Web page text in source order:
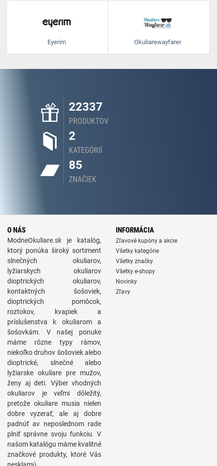
Eyerim Okuliarewayfarer
22337
PRODUKTOV
2
KATEGÓRIÍ
85
ZNAČIEK
O NÁS
ModneOkuliare.sk je katalóg,
ktorý ponúka široký sortiment
slnečných okuliarov,
lyžiarskych okuliarov
dioptrických okuliarov,
kontaktných šošoviek,
dioptrických pomôcok,
roztokov, kvapiek a
príslušenstva k okuliarom a
šošovkám. V našej ponuke
máme rôzne typy rámov,
niekoľko druhov šošoviek alebo
dioptrické, slnečné alebo
lyžiarske okuliare pre mužov,
ženy aj deti. Výber vhodných
okuliarov je veľmi dôležitý,
pretože okuliare musia nielen
dobre vyzerať, ale aj dobre
padnúť av neposlednom rade
plniť správne svoju funkciu. V
našom katalógu máme kvalitné
značkové produkty, ktoré Vás
INFORMÁCIA
Zľavové kupóny a akcie
Všetky kategórie
Všetky značky
Všetky e-shopy
Novinky
Zľavy